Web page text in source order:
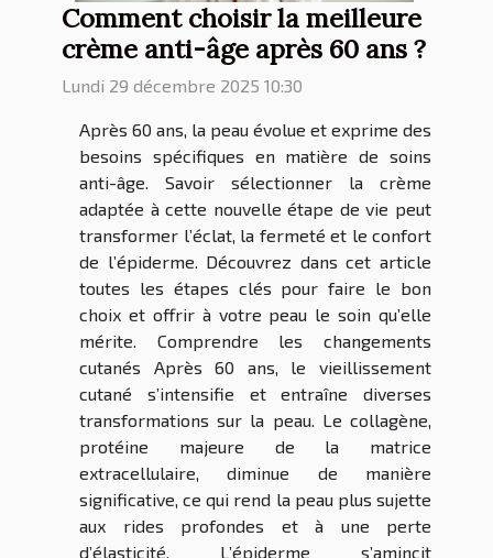
Comment choisir la meilleure
crème anti-âge après 60 ans ?
Lundi 29 décembre 2025 10:30
Après 60 ans, la peau évolue et exprime des
besoins spécifiques en matière de soins
anti-âge. Savoir sélectionner la crème
adaptée à cette nouvelle étape de vie peut
transformer l’éclat, la fermeté et le confort
de l’épiderme. Découvrez dans cet article
toutes les étapes clés pour faire le bon
choix et offrir à votre peau le soin qu’elle
mérite. Comprendre les changements
cutanés Après 60 ans, le vieillissement
cutané s’intensifie et entraîne diverses
transformations sur la peau. Le collagène,
protéine majeure de la matrice
extracellulaire, diminue de manière
significative, ce qui rend la peau plus sujette
aux rides profondes et à une perte
d’élasticité. L’épiderme s’amincit